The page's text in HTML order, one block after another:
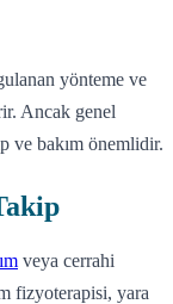
yönteme ve
Ancak genel
ve bakım önemlidir.
veya cerrahi
fizyoterapisi, yara